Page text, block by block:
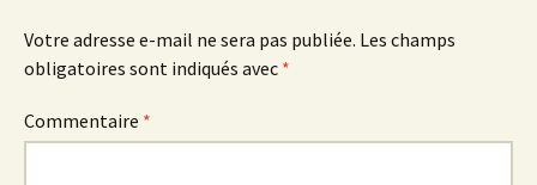
Votre adresse e-mail ne sera pas publiée. Les champs
obligatoires sont indiqués avec *
Commentaire *